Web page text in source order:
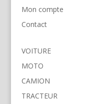
Mon compte
Contact
VOITURE
MOTO
CAMION
TRACTEUR